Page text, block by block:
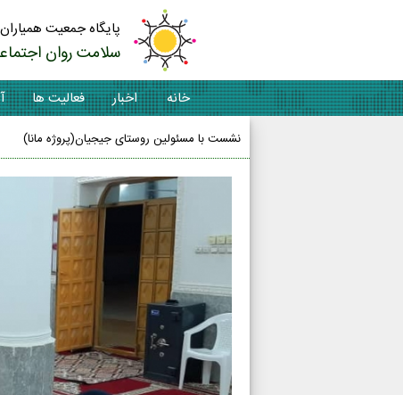
پایگاه جمعیت همیاران
سلامت روان
خانه اخبار فعالیت ها
نشست با مسئولین روستای جیجیان(پروژه مانا)